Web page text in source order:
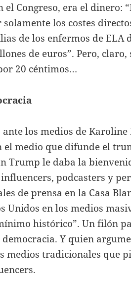
Congreso, era el dinero:
los costes
de los enfermos de ELA
de euros”. Pero, claro,
20 céntimos…
los medios de
el medio que difunde el
Trump le daba la
influencers, podcasters y
de prensa en la Casa
Unidos en los medios
histórico”. Un filón
Y quien
medios tradicionales que